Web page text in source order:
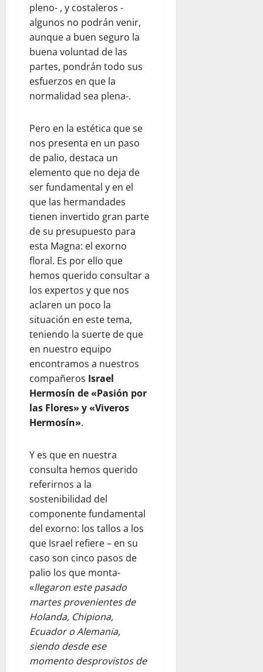
pleno- , y costaleros -
algunos no podrán venir,
aunque a buen seguro la
buena voluntad de las
partes, pondrán todo sus
esfuerzos en que la
normalidad sea plena-.
Pero en la estética que se
nos presenta en un paso
de palio, destaca un
elemento que no deja de
ser fundamental y en el
que las hermandades
tienen invertido gran parte
de su presupuesto para
esta Magna: el exorno
floral. Es por ello que
hemos querido consultar a
los expertos y que nos
aclaren un poco la
situación en este tema,
teniendo la suerte de que
en nuestro equipo
encontramos a nuestros
compañeros Israel
Hermosín de «Pasión por
las Flores» y «Viveros
Hermosín».
Y es que en nuestra
consulta hemos querido
referirnos a la
sostenibilidad del
componente fundamental
del exorno: los tallos a los
que Israel refiere – en su
caso son cinco pasos de
palio los que monta-
«llegaron este pasado
martes provenientes de
Holanda, Chipiona,
Ecuador o Alemania,
siendo desde ese
momento desprovistos de